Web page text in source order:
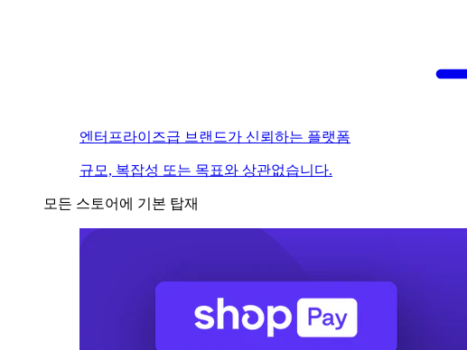
엔터프라이즈급 브랜드가 신뢰하는 플랫폼
규모, 복잡성 또는 목표와 상관없습니다.
모든 스토어에 기본 탑재